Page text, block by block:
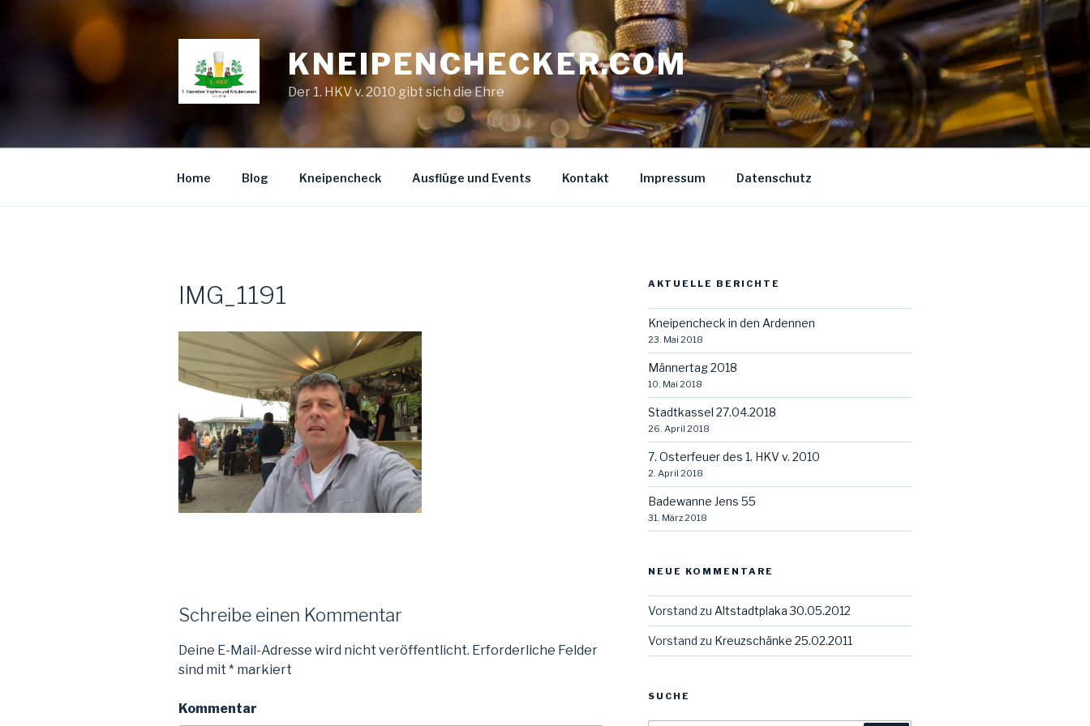
KNEIPENCHECKER.COM
Der 1. HKV v. 2010 gibt sich die Ehre
Home Blog Kneipencheck Ausflüge und Events Kontakt Impressum Datenschutz
IMG_1191
Schreibe einen Kommentar
Deine E-Mail-Adresse wird nicht veröffentlicht. Erforderliche Felder
sind mit * markiert
Kommentar
AKTUELLE BERICHTE
Kneipencheck in den Ardennen
23. Mai 2018
Männertag 2018
10. Mai 2018
Stadtkassel 27.04.2018
26. April 2018
7. Osterfeuer des 1. HKV v. 2010
2. April 2018
Badewanne Jens 55
31. März 2018
NEUE KOMMENTARE
Vorstand zu Altstadtplaka 30.05.2012
Vorstand zu Kreuzschänke 25.02.2011
SUCHE